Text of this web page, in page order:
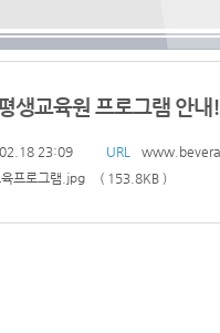
생교육원 프로그램 안
23:09 URL
프로그램.jpg
153.8KB